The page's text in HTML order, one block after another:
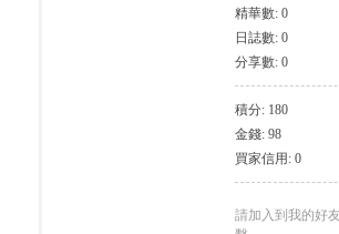
精華數: 0
日誌數: 0
分享數: 0
積分: 180
金錢: 98
買家信用: 0
請加入到我的好